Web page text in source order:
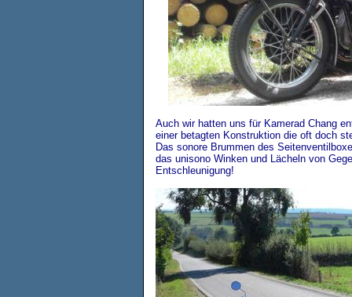
Auch wir hatten uns für Kamerad Chang
einer betagten Konstruktion die oft doch
Das sonore Brummen des
das unisono Winken und Lächeln von
Entschleunigung!